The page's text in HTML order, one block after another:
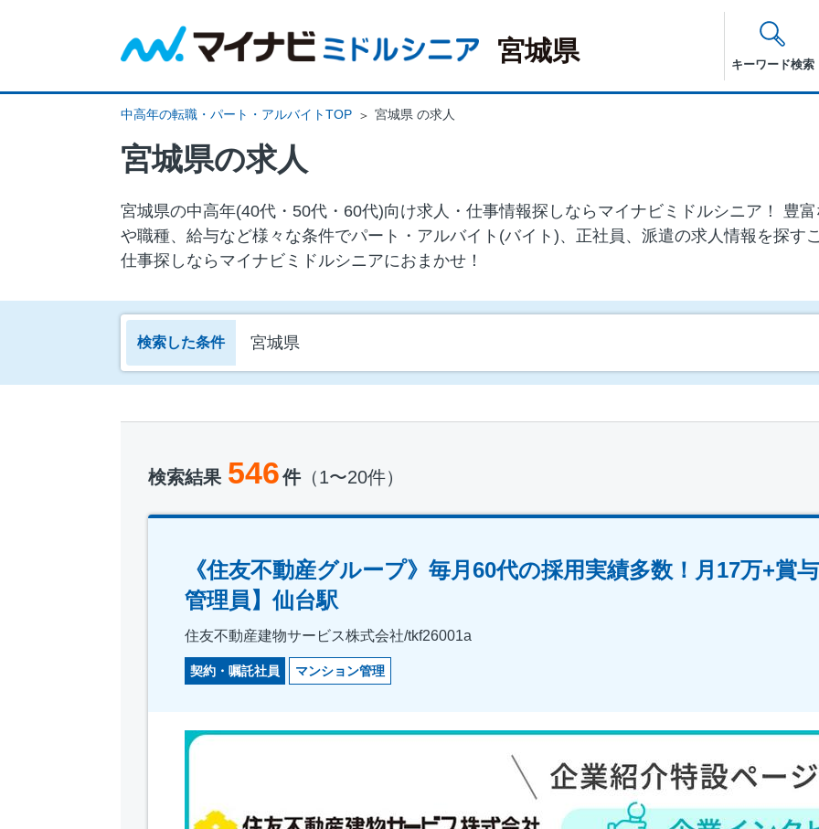
宮城県 キーワード検索
中高年の転職・パート・アルバイトTOP 宮城県 の求人
宮城県の求人
宮城県の中⾼年(40代・50代・60代)向け求⼈・仕事情報探しならマイナビミドルシニア！ 豊
や職種、給与など様々な条件でパート・アルバイト(バイト)、正社員、派遣の求人情報を探す
仕事探しならマイナビミドルシニアにおまかせ！
検索した条件 宮城県
検索結果 546件（1〜20件）
《住友不動産グループ》毎月60代の採用実績多数！月17万+
管理員】仙台駅
住友不動産建物サービス株式会社/tkf26001a
契約・嘱託社員 マンション管理